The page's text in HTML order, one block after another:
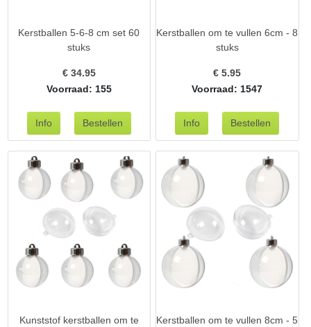
Kerstballen 5-6-8 cm set 60
stuks
€ 34.95
Voorraad: 155
Kerstballen om te vullen 6cm - 8
stuks
€5.95
Voorraad: 1547
Kunststof kerstballen om te
Kerstballen om te vullen 8cm - 5